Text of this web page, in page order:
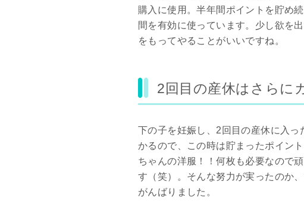
購入に使用。半年間ポイントを貯め
間を有効に使っています。少し欲を
をもってやることがいいですね。
2回目の産休はさらに
下の子を妊娠し、2回目の産休に入
かるので、この時は貯まったポイン
ちゃんの洋服！！何枚も必要なので
す（笑）。そんな努力が実ったのか
がんばりました。